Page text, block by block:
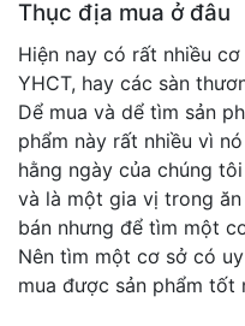
Thục địa mua ở đâu
Hiện nay có rất nhiều
YHCT, hay các sàn
Dể mua và dể tìm sản
phẩm này rất nhiều vì
hằng ngày của chúng
và là một gia vị trong
bán nhưng để tìm một
Nên tìm một cơ sở có
mua được sản phẩm tốt